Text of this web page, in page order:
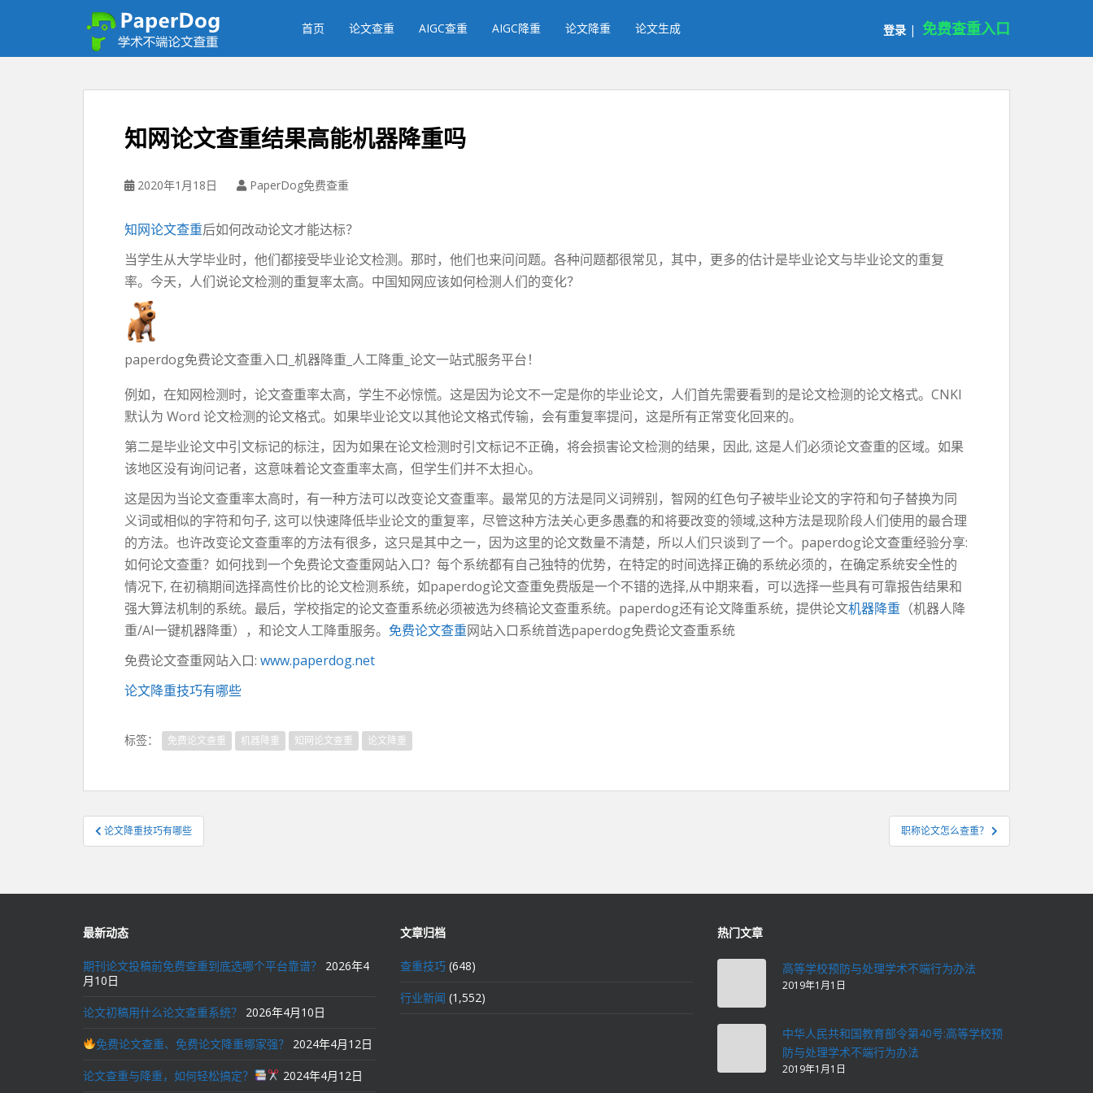
首页 论文查重 AIGC查重 AIGC降重 论文降重 论文生成 登录 | 免费查重入口
知网论文查重结果高能机器降重吗
2020年1月18日 PaperDog免费查重
知网论文查重后如何改动论文才能达标？
当学生从大学毕业时，他们都接受毕业论文检测。那时，他们也来问问题。各种问题都很常见，其中，更多的估计是毕业论文与毕业论文的重复
率。今天，人们说论文检测的重复率太高。中国知网应该如何检测人们的变化？
paperdog免费论文查重入口_机器降重_人工降重_论文一站式服务平台！
例如，在知网检测时，论文查重率太高，学生不必惊慌。这是因为论文不一定是你的毕业论文，人们首先需要看到的是论文检测的论文格式。CNKI
默认为 Word 论文检测的论文格式。如果毕业论文以其他论文格式传输，会有重复率提问，这是所有正常变化回来的。
第二是毕业论文中引文标记的标注，因为如果在论文检测时引文标记不正确，将会损害论文检测的结果，因此, 这是人们必须论文查重的区域。如果
该地区没有询问记者，这意味着论文查重率太高，但学生们并不太担心。
这是因为当论文查重率太高时，有一种方法可以改变论文查重率。最常见的方法是同义词辨别，智网的红色句子被毕业论文的字符和句子替换为同
义词或相似的字符和句子, 这可以快速降低毕业论文的重复率，尽管这种方法关心更多愚蠢的和将要改变的领域,这种方法是现阶段人们使用的最合理
的方法。也许改变论文查重率的方法有很多，这只是其中之一，因为这里的论文数量不清楚，所以人们只谈到了一个。paperdog论文查重经验分享:
如何论文查重？如何找到一个免费论文查重网站入口？每个系统都有自己独特的优势，在特定的时间选择正确的系统必须的，在确定系统安全性的
情况下, 在初稿期间选择高性价比的论文检测系统，如paperdog论文查重免费版是一个不错的选择,从中期来看，可以选择一些具有可靠报告结果和
强大算法机制的系统。最后，学校指定的论文查重系统必须被选为终稿论文查重系统。paperdog还有论文降重系统，提供论文机器降重 （机器人降
重/AI一键机器降重），和论文人工降重服务。 免费论文查重网站入口系统首选paperdog免费论文查重系统
免费论文查重网站入口: www.paperdog.net
论文降重技巧有哪些
标签： 免费论文查重 机器降重 知网论文查重 论文降重
文
章
航
论文降重技巧有哪些 职称论文怎么查重？
最新动态
期刊论文投稿前免费查重到底选哪个平台靠谱？
2026年4
月10日
论文初稿用什么论文查重系统？ 2026年4月10日
免费论文查重、免费论文降重哪家强？ 2024年4月12日
论文查重与降重，如何轻松搞定？ 2024年4月12日
文章归档
查重技巧 (648)
行业新闻 (1,552)
热门文章
高等学校预防与处理学术不端行为办法
2019年1月1日
中华人民共和国教育部令第40号:高等学校预
防与处理学术不端行为办法
2019年1月1日